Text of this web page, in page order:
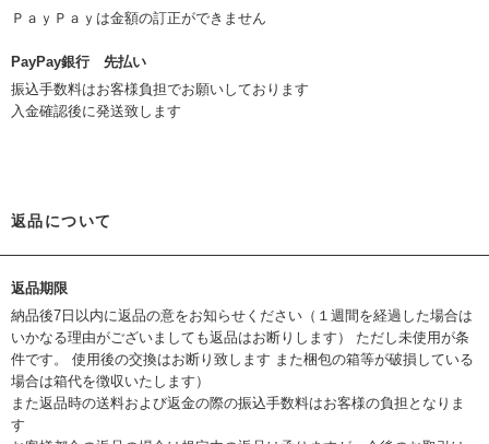
ＰａｙＰａｙは金額の訂正ができません
PayPay銀行 先払い
振込手数料はお客様負担でお願いしております
入金確認後に発送致します
返品について
返品期限
納品後7日以内に返品の意をお知らせください（１週間を経過した場合は
いかなる理由がございましても返品はお断りします） ただし未使用が条
件です。 使用後の交換はお断り致します また梱包の箱等が破損している
場合は箱代を徴収いたします）
また返品時の送料および返金の際の振込手数料はお客様の負担となりま
す